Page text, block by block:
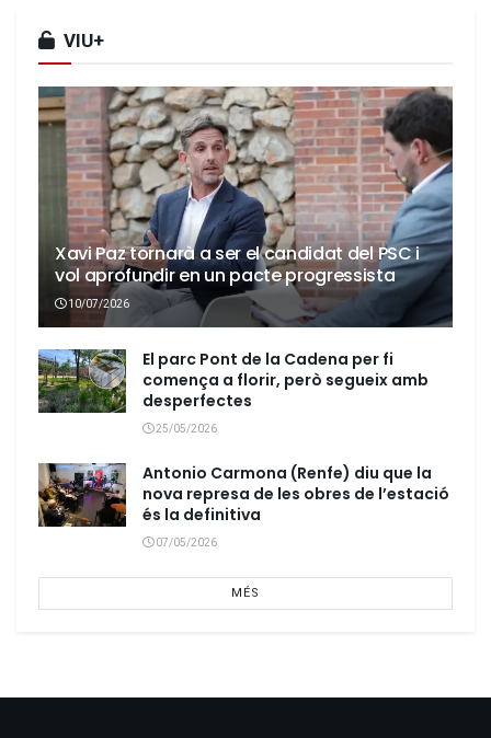
VIU+
Xavi Paz tornarà a ser el candidat del PSC i
vol aprofundir en un pacte progressista
10/07/2026
El parc Pont de la Cadena per fi
comença a florir, però segueix amb
desperfectes
25/05/2026
Antonio Carmona (Renfe) diu que la
nova represa de les obres de l’estació
és la definitiva
07/05/2026
MÉS